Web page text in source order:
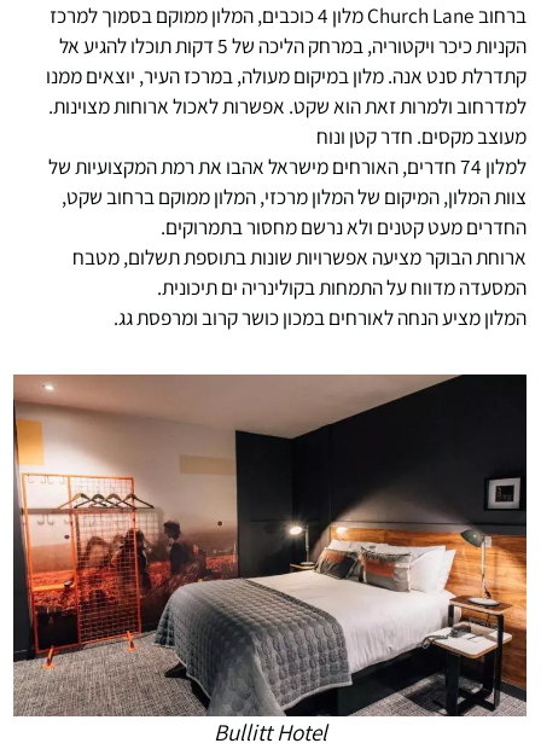
ברחוב Church Lane מלון 4 כוכבים, המלון ממוקם בסמוך למרכז
הקניות כיכר ויקטוריה, במרחק הליכה של 5 דקות תוכלו להגיע אל
קתדרלת סנט אנה. מלון במיקום מעולה, במרכז העיר, יוצאים ממנו
למדרחוב ולמרות זאת הוא שקט. אפשרות לאכול ארוחות מצוינות.
מעוצב מקסים. חדר קטן ונוח
למלון 74 חדרים, האורחים מישראל אהבו את רמת המקצועיות של
צוות המלון, המיקום של המלון מרכזי, המלון ממוקם ברחוב שקט,
החדרים מעט קטנים ולא נרשם מחסור בתמרוקים.
ארוחת הבוקר מציעה אפשרויות שונות בתוספת תשלום, מטבח
המסעדה מדווח על התמחות בקולינריה ים תיכונית.
המלון מציע הנחה לאורחים במכון כושר קרוב ומרפסת גג.
Bullitt Hotel